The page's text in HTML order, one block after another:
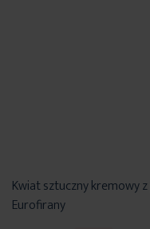
Kwiat sztuczny kremowy
Eurofirany